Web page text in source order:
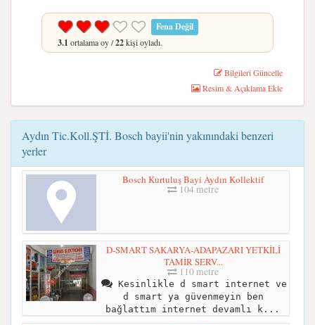
Fena Değil
3.1 ortalama oy /22kişi oyladı.
Bilgileri Güncelle
Resim & Açıklama Ekle
Aydın Tic.Koll.ŞTİ. Bosch bayii'nin yakınındaki benzeri
yerler
Bosch Kurtuluş Bayi Aydın Kollektif
104 metre
D-SMART SAKARYA-ADAPAZARI YETKİLİ
TAMİR SERV...
110 metre
Kesinlikle d smart internet ve
d smart ya güvenmeyin ben
bağlattım internet devamlı k...